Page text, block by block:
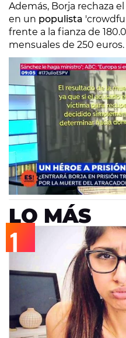
Además, Borja rechaza
en un populista
frente a la fianza de
mensuales de 250 euros.
golpe Málaga
LO MÁS